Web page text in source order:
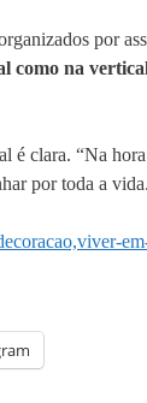
por
como na
clara. “Na
por toda a